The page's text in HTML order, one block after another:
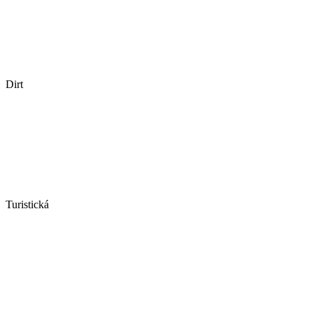
Dirt
Turistická